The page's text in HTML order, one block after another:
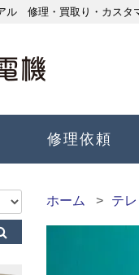
ル 修理・買取り・カス
修理依頼
ホーム テ